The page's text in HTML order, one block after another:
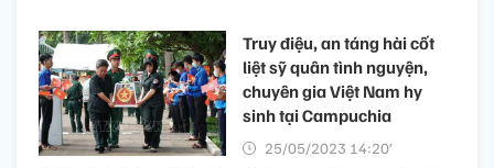
Truy điệu, an táng hài cốt
liệt sỹ quân tình nguyện,
chuyên gia Việt Nam hy
sinh tại Campuchia
25/05/2023 14:20’